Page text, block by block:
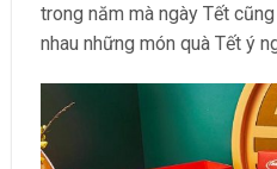
trong năm mà ngày Tết
nhau những món quà Tết ý